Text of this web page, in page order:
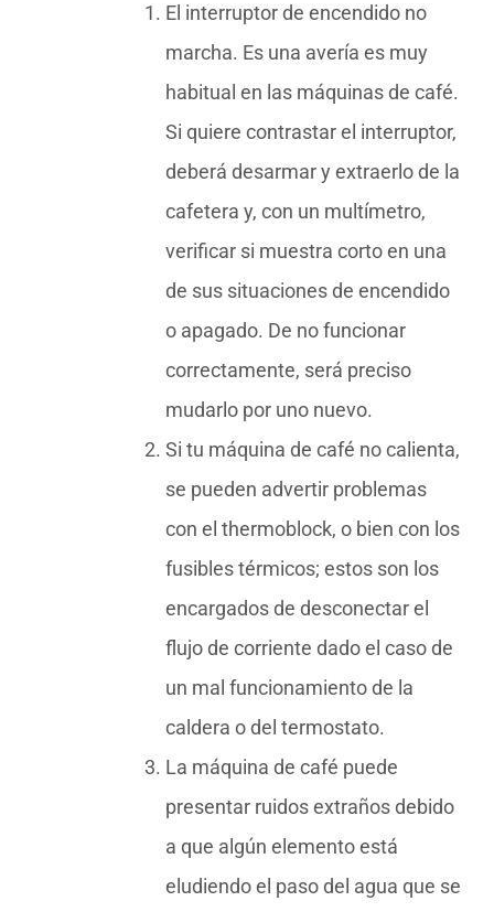
El interruptor de encendido no
marcha. Es una avería es muy
habitual en las máquinas de café.
Si quiere contrastar el interruptor,
deberá desarmar y extraerlo de la
cafetera y, con un multímetro,
verificar si muestra corto en una
de sus situaciones de encendido
o apagado. De no funcionar
correctamente, será preciso
mudarlo por uno nuevo.
Si tu máquina de café no calienta,
se pueden advertir problemas
con el thermoblock, o bien con los
fusibles térmicos; estos son los
encargados de desconectar el
flujo de corriente dado el caso de
un mal funcionamiento de la
caldera o del termostato.
La máquina de café puede
presentar ruidos extraños debido
a que algún elemento está
eludiendo el paso del agua que se